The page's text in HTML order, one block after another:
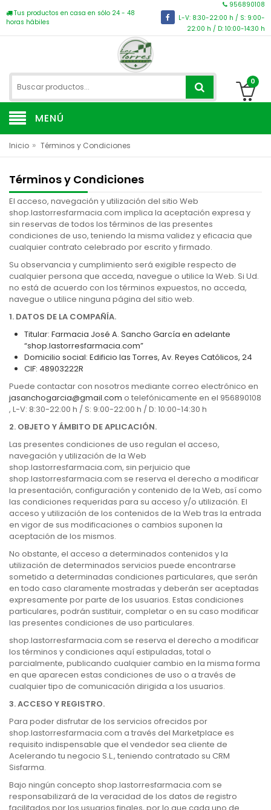
Tus productos en casa en sólo 24 - 48
horas hábiles
956890108
L-V: 8:30-22:00 h / S: 9:00-
22:00 h / D: 10:00-14:30 h
0
MENÚ
Inicio » Términos y Condiciones
Términos y Condiciones
El acceso, navegación y utilización del sitio Web
shop.lastorresfarmacia.com implica la aceptación expresa y
sin reservas de todos los términos de las presentes
condiciones de uso, teniendo la misma validez y eficacia que
cualquier contrato celebrado por escrito y firmado.
Su observancia y cumplimiento será exigible respecto de
cualquier persona que acceda, navegue o utilice la Web. Si Ud.
no está de acuerdo con los términos expuestos, no acceda,
navegue o utilice ninguna página del sitio web.
1. DATOS DE LA COMPAÑÍA.
Titular: Farmacia José A. Sancho García en adelante
“shop.lastorresfarmacia.com”
Domicilio social: Edificio las Torres, Av. Reyes Católicos, 24
CIF: 48903222R
Puede contactar con nosotros mediante correo electrónico en
jasanchogarcia@gmail.com o telefónicamente en el 956890108
, L-V: 8:30-22:00 h / S: 9:00-22:00 h / D: 10:00-14:30 h
2. OBJETO Y ÁMBITO DE APLICACIÓN.
Las presentes condiciones de uso regulan el acceso,
navegación y utilización de la Web
shop.lastorresfarmacia.com, sin perjuicio que
shop.lastorresfarmacia.com se reserva el derecho a modificar
la presentación, configuración y contenido de la Web, así como
las condiciones requeridas para su acceso y/o utilización. El
acceso y utilización de los contenidos de la Web tras la entrada
en vigor de sus modificaciones o cambios suponen la
aceptación de los mismos.
No obstante, el acceso a determinados contenidos y la
utilización de determinados servicios puede encontrarse
sometido a determinadas condiciones particulares, que serán
en todo caso claramente mostradas y deberán ser aceptadas
expresamente por parte de los usuarios. Estas condiciones
particulares, podrán sustituir, completar o en su caso modificar
las presentes condiciones de uso particulares.
shop.lastorresfarmacia.com se reserva el derecho a modificar
los términos y condiciones aquí estipuladas, total o
parcialmente, publicando cualquier cambio en la misma forma
en que aparecen estas condiciones de uso o a través de
cualquier tipo de comunicación dirigida a los usuarios.
3. ACCESO Y REGISTRO.
Para poder disfrutar de los servicios ofrecidos por
shop.lastorresfarmacia.com a través del Marketplace es
requisito indispensable que el vendedor sea cliente de
Acelerando tu negocio S.L., teniendo contratado su CRM
Sisfarma.
Bajo ningún concepto shop.lastorresfarmacia.com se
responsabilizará de la veracidad de los datos de registro